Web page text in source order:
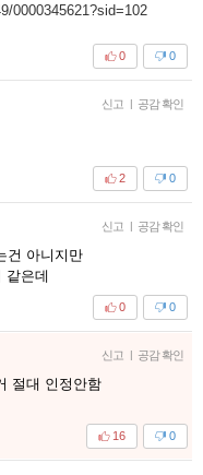
0000345621?sid=102
0
0
신고 | 공감 확인
0
2
신고 | 공감 확인
건 아니지만
같은데
0
0
신고 | 공감 확인
절대 인정안함
0
16